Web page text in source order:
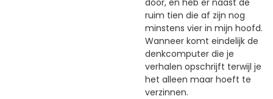
ruim tien die af zijn nog
minstens vier in mijn hoofd.
Wanneer komt eindelijk de
denkcomputer die je
verhalen opschrijft terwijl je
het alleen maar hoeft te
verzinnen.